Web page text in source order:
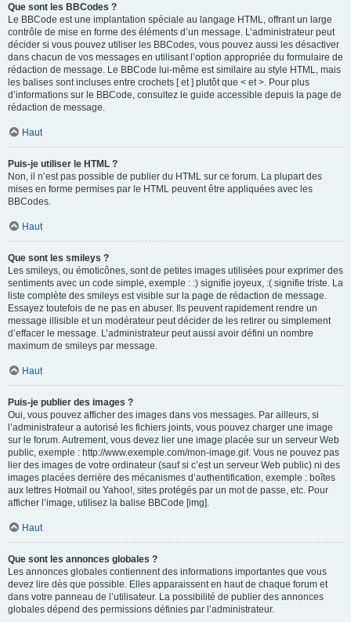
Que sont les BBCodes ?
Le BBCode est une implantation spéciale au langage HTML, offrant un large
contrôle de mise en forme des éléments d’un message. L’administrateur peut
décider si vous pouvez utiliser les BBCodes, vous pouvez aussi les désactiver
dans chacun de vos messages en utilisant l’option appropriée du formulaire de
rédaction de message. Le BBCode lui-même est similaire au style HTML, mais
les balises sont incluses entre crochets [ et ] plutôt que < et >. Pour plus
d’informations sur le BBCode, consultez le guide accessible depuis la page de
rédaction de message.
Haut
Puis-je utiliser le HTML ?
Non, il n’est pas possible de publier du HTML sur ce forum. La plupart des
mises en forme permises par le HTML peuvent être appliquées avec les
BBCodes.
Haut
Que sont les smileys ?
Les smileys, ou émoticônes, sont de petites images utilisées pour exprimer des
sentiments avec un code simple, exemple : :) signifie joyeux, :( signifie triste. La
liste complète des smileys est visible sur la page de rédaction de message.
Essayez toutefois de ne pas en abuser. Ils peuvent rapidement rendre un
message illisible et un modérateur peut décider de les retirer ou simplement
d’effacer le message. L’administrateur peut aussi avoir défini un nombre
maximum de smileys par message.
Haut
Puis-je publier des images ?
Oui, vous pouvez afficher des images dans vos messages. Par ailleurs, si
l’administrateur a autorisé les fichiers joints, vous pouvez charger une image
sur le forum. Autrement, vous devez lier une image placée sur un serveur Web
public, exemple : http://www.exemple.com/mon-image.gif. Vous ne pouvez pas
lier des images de votre ordinateur (sauf si c’est un serveur Web public) ni des
images placées derrière des mécanismes d’authentification, exemple : boîtes
aux lettres Hotmail ou Yahoo!, sites protégés par un mot de passe, etc. Pour
afficher l’image, utilisez la balise BBCode [img].
Haut
Que sont les annonces globales ?
Les annonces globales contiennent des informations importantes que vous
devez lire dès que possible. Elles apparaissent en haut de chaque forum et
dans votre panneau de l’utilisateur. La possibilité de publier des annonces
globales dépend des permissions définies par l’administrateur.